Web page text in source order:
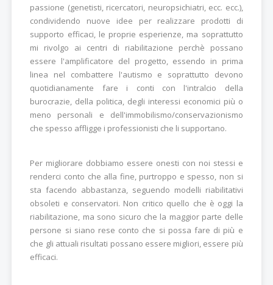
passione (genetisti, ricercatori, neuropsichiatri, ecc. ecc.),
condividendo nuove idee per realizzare prodotti di
supporto efficaci, le proprie esperienze, ma soprattutto
mi rivolgo ai centri di riabilitazione perchè possano
essere l'amplificatore del progetto, essendo in prima
linea nel combattere l'autismo e soprattutto devono
quotidianamente fare i conti con l'intralcio della
burocrazie, della politica, degli interessi economici più o
meno personali e dell'immobilismo/conservazionismo
che spesso affligge i professionisti che li supportano.
Per migliorare dobbiamo essere onesti con noi stessi e
renderci conto che alla fine, purtroppo e spesso, non si
sta facendo abbastanza, seguendo modelli riabilitativi
obsoleti e conservatori. Non critico quello che è oggi la
riabilitazione, ma sono sicuro che la maggior parte delle
persone si siano rese conto che si possa fare di più e
che gli attuali risultati possano essere migliori, essere più
efficaci.